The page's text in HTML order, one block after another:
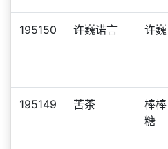
195150 许巍诺言 许巍
195149 苦茶
棒棒
糖